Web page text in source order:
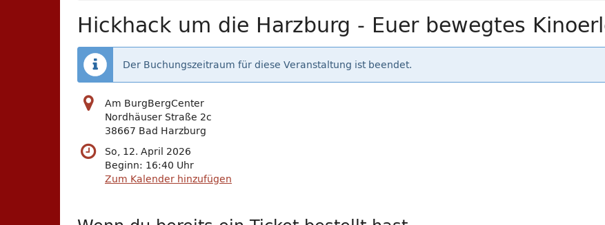
auswählen
Hickhack um die Harzburg - Euer bewegtes
Der Buchungszeitraum für diese Veranstaltung ist beendet.
Am BurgBergCenter
Nordhäuser Straße 2c
38667 Bad Harzburg
So, 12. April 2026
Beginn: 16:40 Uhr
Zum Kalender hinzufügen